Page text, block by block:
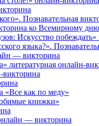
Познавательная
ко Всемирному
Искусство побеждать»
языка?».
— викторина
литературная онлайн-
«Все как по меду»
книжки»
— викторина